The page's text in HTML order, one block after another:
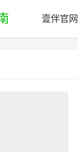
壹伴官网